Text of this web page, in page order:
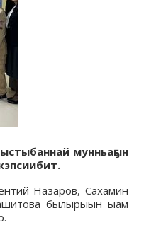
мунньаҕын
Назаров, Сахамин
былырыын ыам